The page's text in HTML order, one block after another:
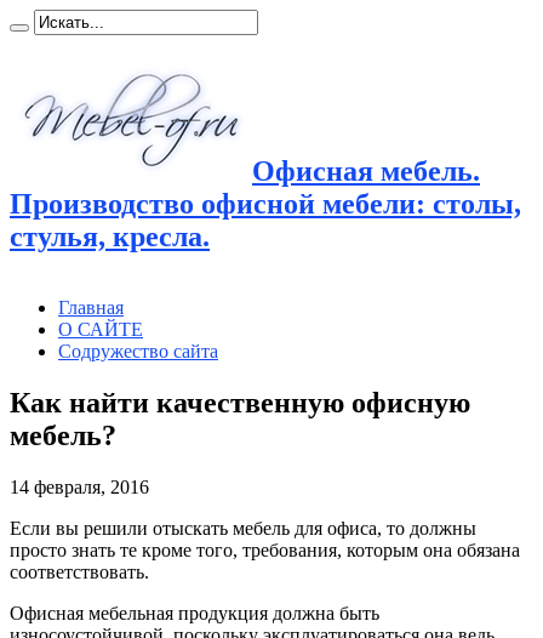
Офисная мебель.
Производство офисной мебели: столы,
стулья, кресла.
Главная
О САЙТЕ
Содружество сайта
Как найти качественную офисную
мебель?
14 февраля, 2016
Если вы решили отыскать мебель для офиса, то должны
просто знать те кроме того, требования, которым она обязана
соответствовать.
Офисная мебельная продукция должна быть